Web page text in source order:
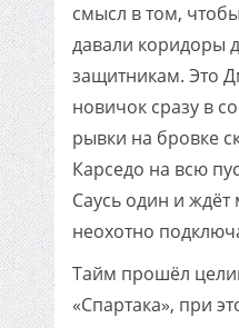
смысл в том,
давали коридоры
защитникам. Это
новичок сразу в
рывки на бровке
Карседо на всю
Саусь один и ждёт
неохотно
Тайм прошёл
«Спартака», при